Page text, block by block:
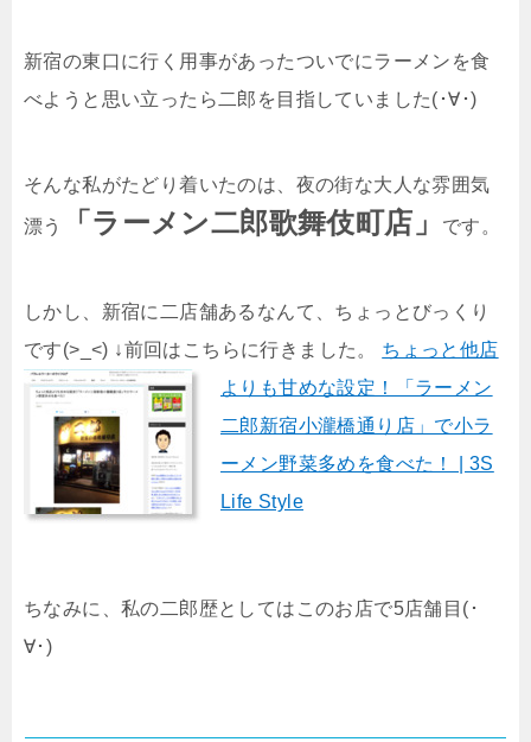
新宿の東口に行く用事があったついでにラーメンを食
べようと思い立ったら二郎を目指していました(･∀･)
そんな私がたどり着いたのは、夜の街な大人な雰囲気
漂う 「ラーメン二郎歌舞伎町店」 です。
しかし、新宿に二店舗あるなんて、ちょっとびっくり
です(>_<) ↓前回はこちらに行きました。 ちょっと他店
よりも甘めな設定！「ラーメン
二郎新宿小瀧橋通り店」で小ラ
ーメン野菜多めを食べた！ | 3S
Life Style
ちなみに、私の二郎歴としてはこのお店で5店舗目(･
∀･)